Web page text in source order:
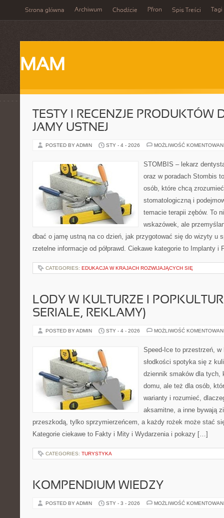
Strona główna Archiwum Chodźcie Pfron Spis Treści Tagi
MAM
TESTY I RECENZJE PRODUKTÓW
JAMY USTNEJ
POSTED BY ADMIN STY - 4 - 2026 MOŻLIWOŚĆ
STOMBIS – lekarz
oraz w poradach Stombis
osób, które chcą
stomatologiczną i
temacie terapii zębów. To
wskazówek, ale
dbać o jamę ustną na co dzień, jak przygotować się do wizyty u
rzetelne informacje od półprawd. Ciekawe kategorie to Implanty
CATEGORIES: EDUKACJA W KRAJACH ROZWIJAJĄCYCH SIĘ
LODY W KULTURZE I
SERIALE, REKLAMY)
POSTED BY ADMIN STY - 4 - 2026 MOŻLIWOŚĆ
Speed-Ice to przestrzeń,
słodkości spotyka się z
dziennik smaków dla tych,
domu, ale też dla osób,
warianty i rozumieć,
aksamitne, a inne bywają
przeszkodą, tylko sprzymierzeńcem, a każdy rożek może stać
Kategorie ciekawe to Fakty i Mity i Wydarzenia i pokazy […]
CATEGORIES: TURYSTYKA
KOMPENDIUM WIEDZY
POSTED BY ADMIN STY - 3 - 2026 MOŻLIWOŚĆ